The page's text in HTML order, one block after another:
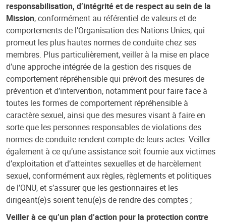
responsabilisation, d’intégrité et de respect au sein de la
Mission, conformément au référentiel de valeurs et de
comportements de l’Organisation des Nations Unies, qui
promeut les plus hautes normes de conduite chez ses
membres. Plus particulièrement, veiller à la mise en place
d’une approche intégrée de la gestion des risques de
comportement répréhensible qui prévoit des mesures de
prévention et d’intervention, notamment pour faire face à
toutes les formes de comportement répréhensible à
caractère sexuel, ainsi que des mesures visant à faire en
sorte que les personnes responsables de violations des
normes de conduite rendent compte de leurs actes. Veiller
également à ce qu’une assistance soit fournie aux victimes
d’exploitation et d’atteintes sexuelles et de harcèlement
sexuel, conformément aux règles, règlements et politiques
de l’ONU, et s’assurer que les gestionnaires et les
dirigeant(e)s soient tenu(e)s de rendre des comptes ;
Veiller à ce qu’un plan d’action pour la protection contre